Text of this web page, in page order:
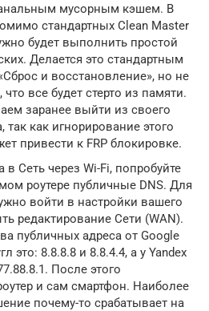
мусорным кэшем. В
стандартных Clean Master
будет выполнить простой
Делается это стандартным
и восстановление», но не
все будет стерто из памяти.
заранее выйти из своего
так как игнорирование этого
привести к FRP блокировке.
в Сеть через Wi-Fi, попробуйте
роутере публичные DNS. Для
войти в настройки вашего
редактирование Сети (WAN).
публичных адреса от Google
это: 8.8.8.8 и 8.8.4.4, а у Yandex
После этого
и сам смартфон. Наиболее
почему-то срабатывает на